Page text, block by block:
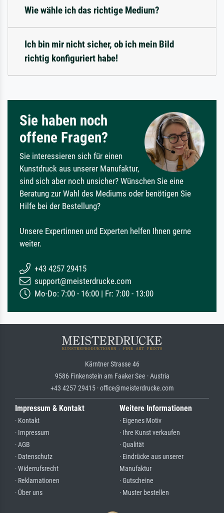
Wie wähle ich das richtige Medium?
Ich bin mir nicht sicher, ob ich mein Bild
richtig konfiguriert habe!
Sie haben noch
offene Fragen?
Sie interessieren sich für einen
Kunstdruck aus unserer Manufaktur,
sind sich aber noch unsicher? Wünschen Sie eine
Beratung zur Wahl des Mediums oder benötigen Sie
Hilfe bei der Bestellung?
Unsere Expertinnen und Experten helfen Ihnen gerne
weiter.
+43 4257 29415
support@meisterdrucke.com
Mo-Do: 7:00 - 16:00 | Fr: 7:00 - 13:00
Kärntner Strasse 46
9586 Finkenstein am Faaker See · Austria
+43 4257 29415 · office@meisterdrucke.com
Impressum & Kontakt
· Kontakt
· Impressum
· AGB
· Datenschutz
· Widerrufsrecht
· Reklamationen
· Über uns
Weitere Informationen
· Eigenes Motiv
· Ihre Kunst verkaufen
· Qualität
· Eindrücke aus unserer
Manufaktur
· Gutscheine
· Muster bestellen